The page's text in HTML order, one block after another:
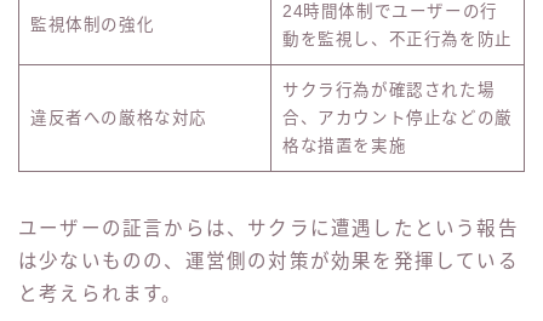
監視体制の強化
24時間体制でユーザーの行
動を監視し、不正行為を防止
違反者への厳格な対応
サクラ行為が確認された場
合、アカウント停止などの厳
格な措置を実施
ユーザーの証言からは、サクラに遭遇したという報告
は少ないものの、運営側の対策が効果を発揮している
と考えられます。